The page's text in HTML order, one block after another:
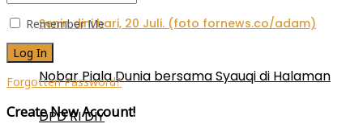
Nobar Piala Dunia bersama Syauqi di Halaman
DPD RI DIY
Remember Me
Forgotten Password?
Create New Account!